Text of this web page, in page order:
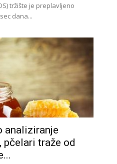
tržište je preplavljeno
dana...
analiziranje
pčelari traže od